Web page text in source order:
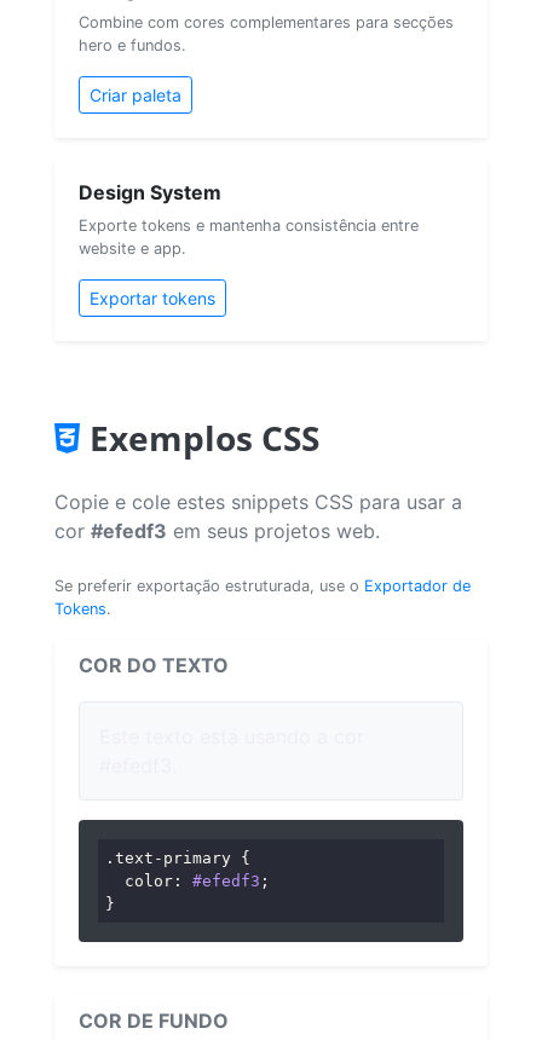
Combine com cores complementares para secções
hero e fundos.
Criar paleta
Design System
Exporte tokens e mantenha consistência entre
website e app.
Exportar tokens
Exemplos CSS
Copie e cole estes snippets CSS para usar a
cor #efedf3 em seus projetos web.
Se preferir exportação estruturada, use o Exportador de
Tokens.
COR DO TEXTO
.text-primary {
color : #efedf3 ;
}
COR DE FUNDO